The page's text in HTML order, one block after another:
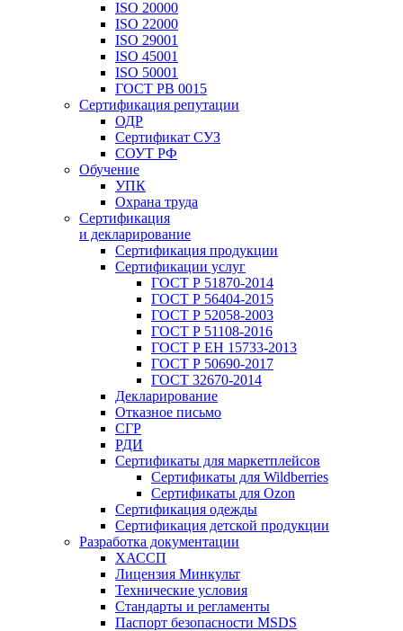
ISO 20000
ISO 22000
ISO 29001
ISO 45001
ISO 50001
ГОСТ РВ 0015
Сертификация репутации
ОДР
Сертификат СУЗ
СОУТ РФ
Обучение
УПК
Охрана труда
Сертификация
и декларирование
Сертификация продукции
Сертификации услуг
ГОСТ Р 51870-2014
ГОСТ Р 56404-2015
ГОСТ Р 52058-2003
ГОСТ Р 51108-2016
ГОСТ Р ЕН 15733-2013
ГОСТ Р 50690-2017
ГОСТ 32670-2014
Декларирование
Отказное письмо
СГР
РДИ
Сертификаты для маркетплейсов
Сертификаты для Wildberries
Сертификаты для Ozon
Сертификация одежды
Сертификация детской продукции
Разработка документации
ХАССП
Лицензия Минкульт
Технические условия
Стандарты и регламенты
Паспорт безопасности MSDS